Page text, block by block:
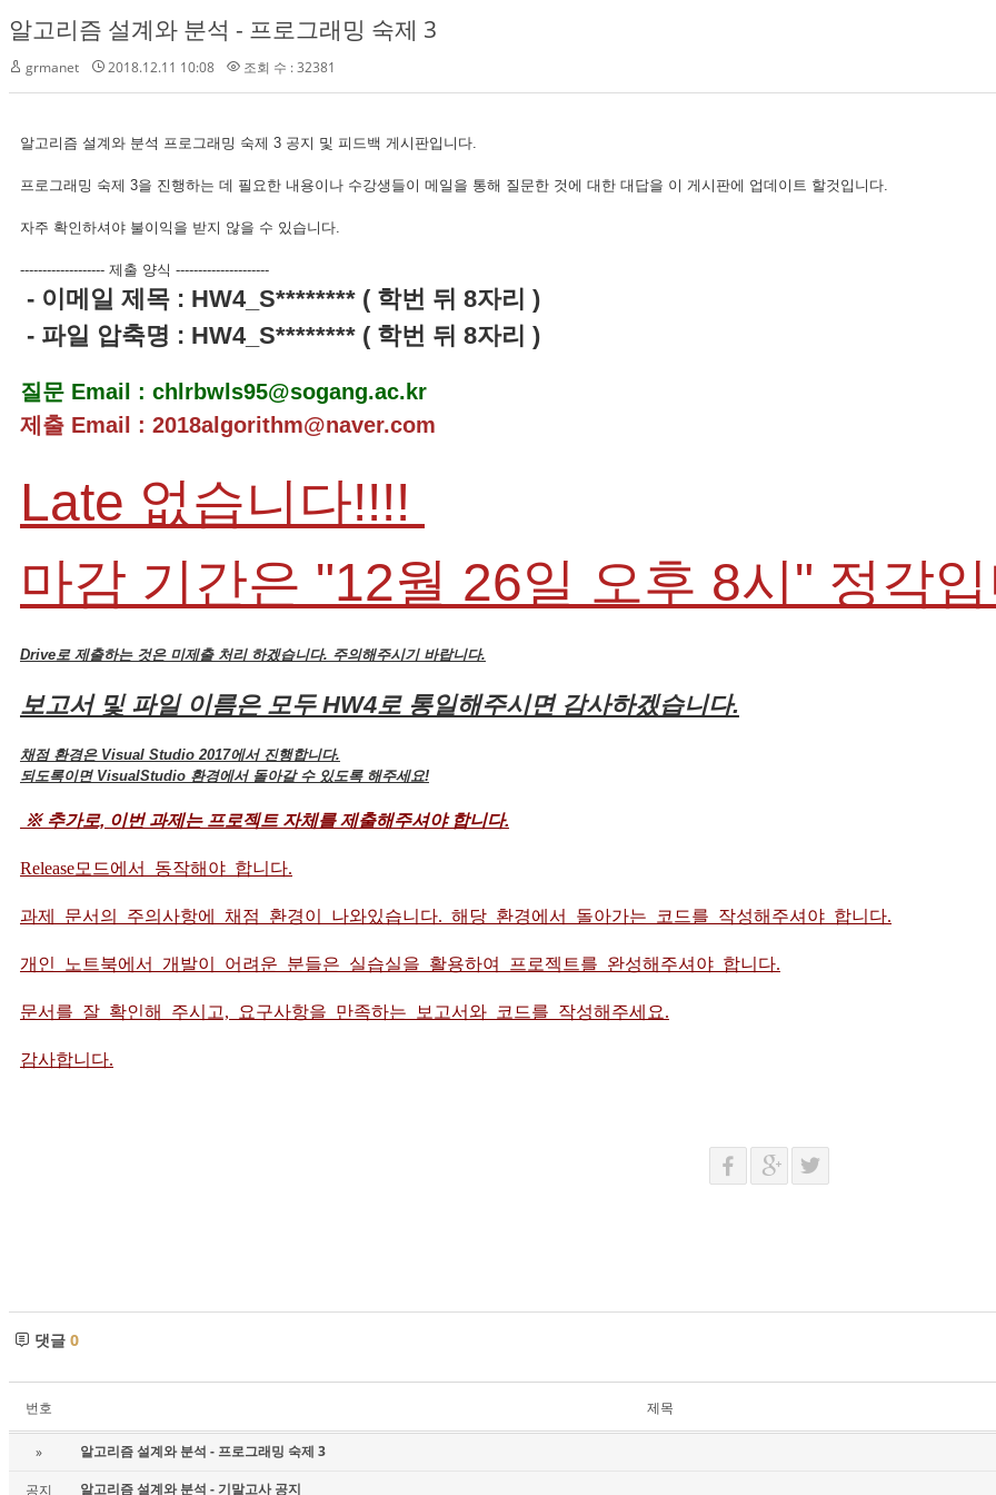
알고리즘 설계와 분석 - 프로그래밍 숙제 3
grmanet 2018.12.11 10:08 조회 수 : 32381
알고리즘 설계와 분석 프로그래밍 숙제 3 공지 및 피드백 게시판입니다.
프로그래밍 숙제 3을 진행하는 데 필요한 내용이나 수강생들이 메일을 통해 질문한 것에 대한 대답을 이 게시판에 업데이트 할것입니다.
자주 확인하셔야 불이익을 받지 않을 수 있습니다.
------------------- 제출 양식 ---------------------
- 이메일 제목 : HW4_S******** ( 학번 뒤 8자리 )
- 파일 압축명 : HW4_S******** ( 학번 뒤 8자리 )
질문 Email : chlrbwls95@sogang.ac.kr
제출 Email : 2018algorithm@naver.com
Late 없습니다!!!!
마감 기간은 "12월 26일 오후 8시" 정각
Drive로 제출하는 것은 미제출 처리 하겠습니다. 주의해주시기 바랍니다.
보고서 및 파일 이름은 모두 HW4로 통일해주시면 감사하겠습니다.
채점 환경은 Visual Studio 2017에서 진행합니다.
되도록이면 VisualStudio 환경에서 돌아갈 수 있도록 해주세요!
※ 추가로, 이번 과제는 프로젝트 자체를 제출해주셔야 합니다.
Release모드에서 동작해야 합니다.
과제 문서의 주의사항에 채점 환경이 나와있습니다. 해당 환경에서 돌아가는 코드를 작성해주셔야 합니다.
개인 노트북에서 개발이 어려운 분들은 실습실을 활용하여 프로젝트를 완성해주셔야 합니다.
문서를 잘 확인해 주시고, 요구사항을 만족하는 보고서와 코드를 작성해주세요.
감사합니다.
댓글 0
번호 제목
» 알고리즘 설계와 분석 - 프로그래밍 숙제 3
공지 알고리즘 설계와 분석 - 기말고사 공지